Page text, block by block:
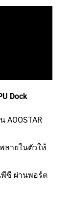
Dock
AOOSTAR
ลายในตัวให้
ซี ผ่านพอร์ต